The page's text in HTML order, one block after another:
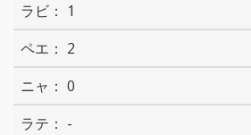
1
2
0
-